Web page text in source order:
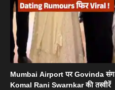
Mumbai Airport पर Govinda संग
Komal Rani Swarnkar की तस्वीरें